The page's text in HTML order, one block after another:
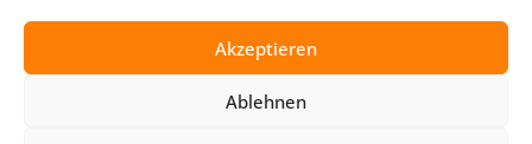
Akzeptieren
Ablehnen
17:30 – 20:00 Uhr
außerhalb der Ferien